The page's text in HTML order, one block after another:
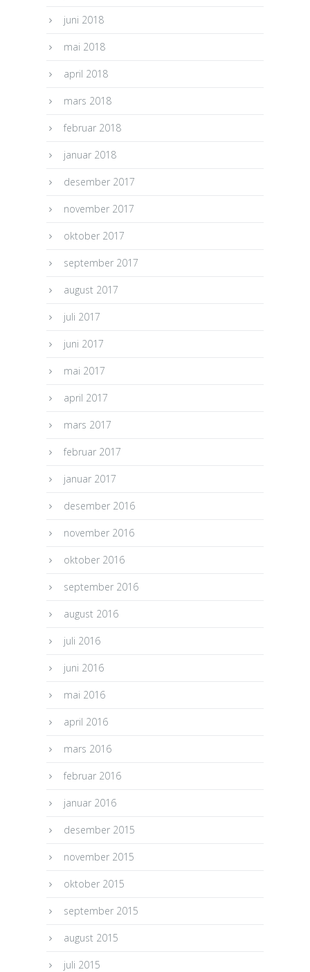
juni 2018
mai 2018
april 2018
mars 2018
februar 2018
januar 2018
desember 2017
november 2017
oktober 2017
september 2017
august 2017
juli 2017
juni 2017
mai 2017
april 2017
mars 2017
februar 2017
januar 2017
desember 2016
november 2016
oktober 2016
september 2016
august 2016
juli 2016
juni 2016
mai 2016
april 2016
mars 2016
februar 2016
januar 2016
desember 2015
november 2015
oktober 2015
september 2015
august 2015
juli 2015